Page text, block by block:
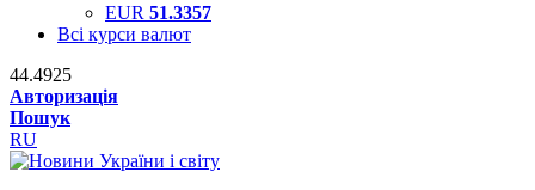
EUR 51.3357
Всі курси валют
44.4925
Авторизація
Пошук
RU